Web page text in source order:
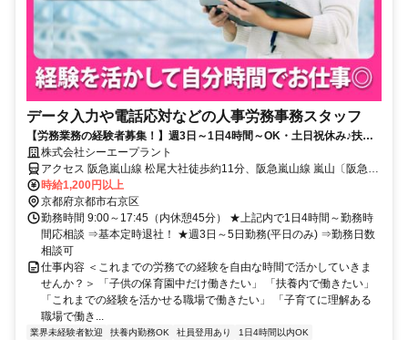
データ入力や電話応対などの人事労務事務スタッフ
【労務業務の経験者募集！】週3日～1日4時間～OK・土日祝休み♪扶養
内OK・昼食補助あり◎
株式会社シーエープラント
アクセス 阪急嵐山線 松尾大社徒歩約11分、阪急嵐山線 嵐山〔阪急
線〕徒歩約27分、阪急京都本線 桂東口徒歩約42分
時給1,200円以上
京都府京都市右京区
勤務時間 9:00～17:45（内休憩45分） ★上記内で1日4時間～勤務時
間応相談 ⇒基本定時退社！ ★週3日～5日勤務(平日のみ) ⇒勤務日数
相談可
仕事内容 ＜これまでの労務での経験を自由な時間で活かしていきま
せんか？＞ 「子供の保育園中だけ働きたい」 「扶養内で働きたい」
「これまでの経験を活かせる職場で働きたい」 「子育てに理解ある
職場で働き...
業界未経験者歓迎 扶養内勤務OK 社員登用あり
1日4時間以内OK